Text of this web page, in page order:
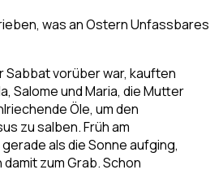
was an Ostern Unfassbares
Sabbat vorüber war, kauften
Salome und Maria, die Mutter
Öle, um den
zu salben. Früh am
als die Sonne aufging,
damit zum Grab. Schon